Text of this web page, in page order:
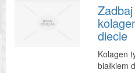
diecie
Kolagen
białkiem